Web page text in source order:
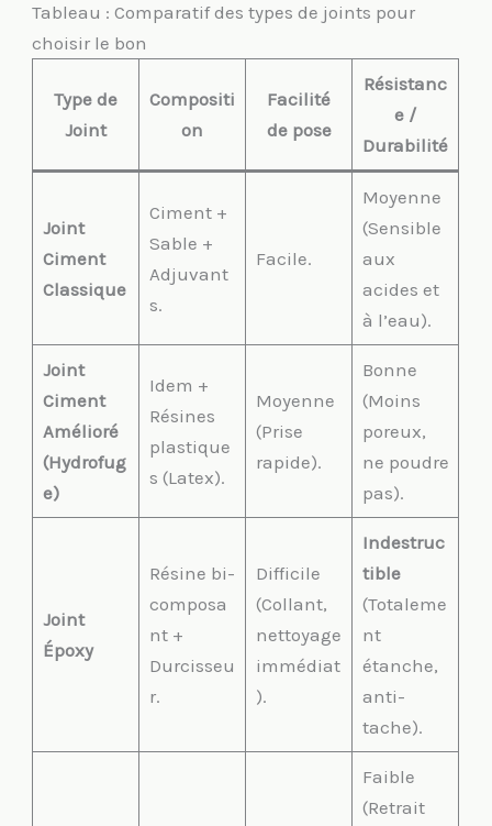
Tableau : Comparatif des types de joints pour
choisir le bon
Type de
Joint
Compositi
on
Facilité
de pose
Résistanc
e /
Durabilité
Joint
Ciment
Classique
Ciment +
Sable +
Adjuvant
s.
Facile.
Moyenne
(Sensible
aux
acides et
à l’eau).
Joint
Ciment
Amélioré
(Hydrofug
e)
Idem +
Résines
plastique
s (Latex).
Moyenne
(Prise
rapide).
Bonne
(Moins
poreux,
ne poudre
pas).
Joint
Époxy
Résine bi-
composa
nt +
Durcisseu
r.
Difficile
(Collant,
nettoyage
immédiat
).
Indestruc
tible
(Totaleme
nt
étanche,
anti-
tache).
Faible
(Retrait